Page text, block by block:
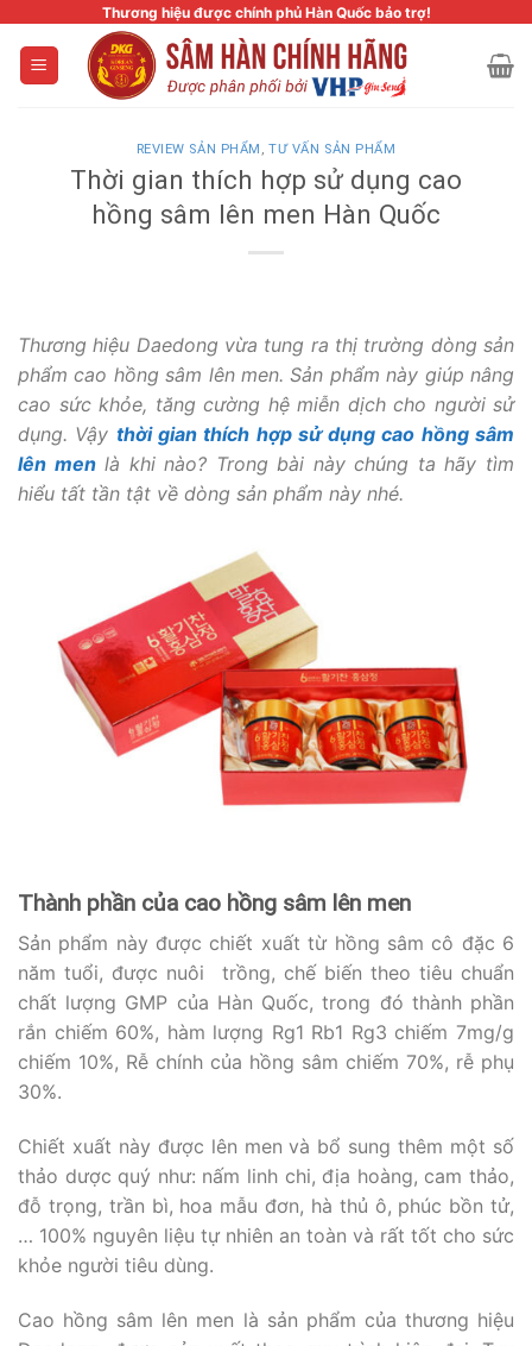
content
Thương hiệu được chính phủ Hàn Quốc bảo trợ!
REVIEW SẢN PHẨM ,TƯ VẤN SẢN PHẨM
Thời gian thích hợp sử dụng cao
hồng sâm lên men Hàn Quốc
Thương hiệu Daedong vừa tung ra thị trường dòng sản
phẩm cao hồng sâm lên men. Sản phẩm này giúp nâng
cao sức khỏe, tăng cường hệ miễn dịch cho người sử
dụng. Vậy thời gian thích hợp sử dụng cao hồng sâm
lên menlà khi nào? Trong bài này chúng ta hãy tìm
hiểu tất tần tật về dòng sản phẩm này nhé.
Thành phần của cao hồng sâm lên men
Sản phẩm này được chiết xuất từ hồng sâm cô đặc 6
năm tuổi, được nuôi trồng, chế biến theo tiêu chuẩn
chất lượng GMP của Hàn Quốc, trong đó thành phần
rắn chiếm 60%, hàm lượng Rg1 Rb1 Rg3 chiếm 7mg/g
chiếm 10%, Rễ chính của hồng sâm chiếm 70%, rễ phụ
30%.
Chiết xuất này được lên men và bổ sung thêm một số
thảo dược quý như: nấm linh chi, địa hoàng, cam thảo,
đỗ trọng, trần bì, hoa mẫu đơn, hà thủ ô, phúc bồn tử,
… 100% nguyên liệu tự nhiên an toàn và rất tốt cho sức
khỏe người tiêu dùng.
Cao hồng sâm lên men là sản phẩm của thương hiệu